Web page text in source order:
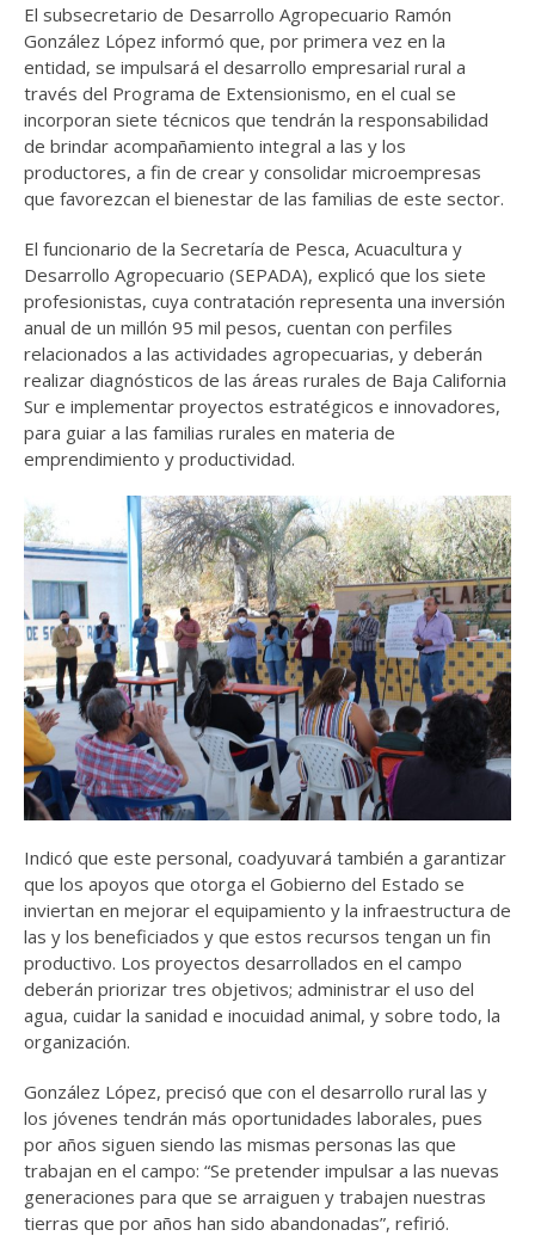
El subsecretario de Desarrollo Agropecuario Ramón
González López informó que, por primera vez en la
entidad, se impulsará el desarrollo empresarial rural a
través del Programa de Extensionismo, en el cual se
incorporan siete técnicos que tendrán la responsabilidad
de brindar acompañamiento integral a las y los
productores, a fin de crear y consolidar microempresas
que favorezcan el bienestar de las familias de este sector.
El funcionario de la Secretaría de Pesca, Acuacultura y
Desarrollo Agropecuario (SEPADA), explicó que los siete
profesionistas, cuya contratación representa una inversión
anual de un millón 95 mil pesos, cuentan con perfiles
relacionados a las actividades agropecuarias, y deberán
realizar diagnósticos de las áreas rurales de Baja California
Sur e implementar proyectos estratégicos e innovadores,
para guiar a las familias rurales en materia de
emprendimiento y productividad.
Indicó que este personal, coadyuvará también a garantizar
que los apoyos que otorga el Gobierno del Estado se
inviertan en mejorar el equipamiento y la infraestructura de
las y los beneficiados y que estos recursos tengan un fin
productivo. Los proyectos desarrollados en el campo
deberán priorizar tres objetivos; administrar el uso del
agua, cuidar la sanidad e inocuidad animal, y sobre todo, la
organización.
González López, precisó que con el desarrollo rural las y
los jóvenes tendrán más oportunidades laborales, pues
por años siguen siendo las mismas personas las que
trabajan en el campo: “Se pretender impulsar a las nuevas
generaciones para que se arraiguen y trabajen nuestras
tierras que por años han sido abandonadas”, refirió.